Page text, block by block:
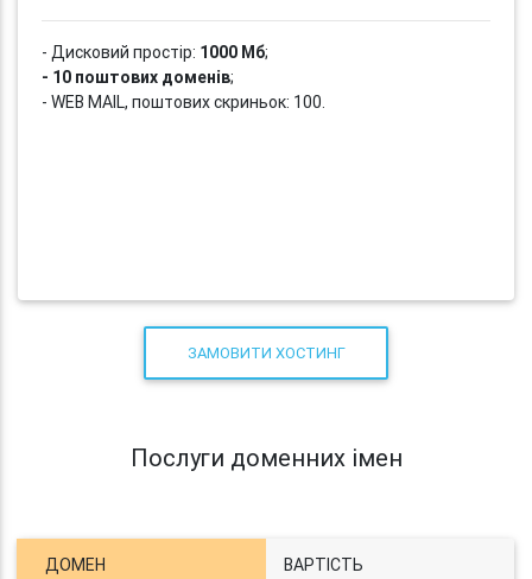
- Дисковий простір: 1000 Мб;
- 10 поштових доменів;
- WEB MAIL, поштових скриньок: 100.
ЗАМОВИТИ ХОСТИНГ
Послуги доменних імен
ДОМЕН ВАРТІСТЬ